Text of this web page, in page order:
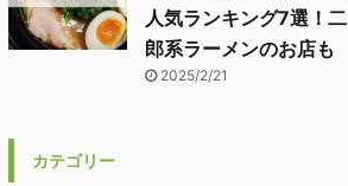
人気ランキング7選！二
郎系ラーメンのお店も
2025/2/21
カテゴリー